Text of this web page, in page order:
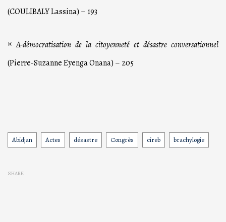
(COULIBALY Lassina) – 193
¤A-démocratisation de la citoyenneté et désastre conversationnel
(Pierre-Suzanne Eyenga Onana) – 205
Tags
Abidjan Actes désastre Congrès cireb brachylogie
SHARE